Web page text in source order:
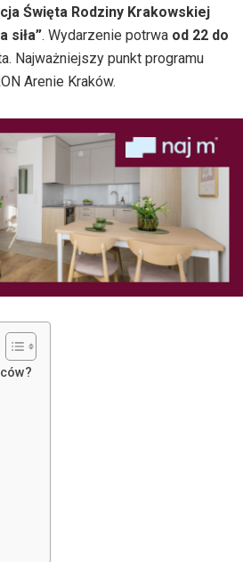
Święta Rodziny Krakowskiej
siła”. Wydarzenie potrwa od 22 do
Najważniejszy punkt programu
Arenie Kraków.